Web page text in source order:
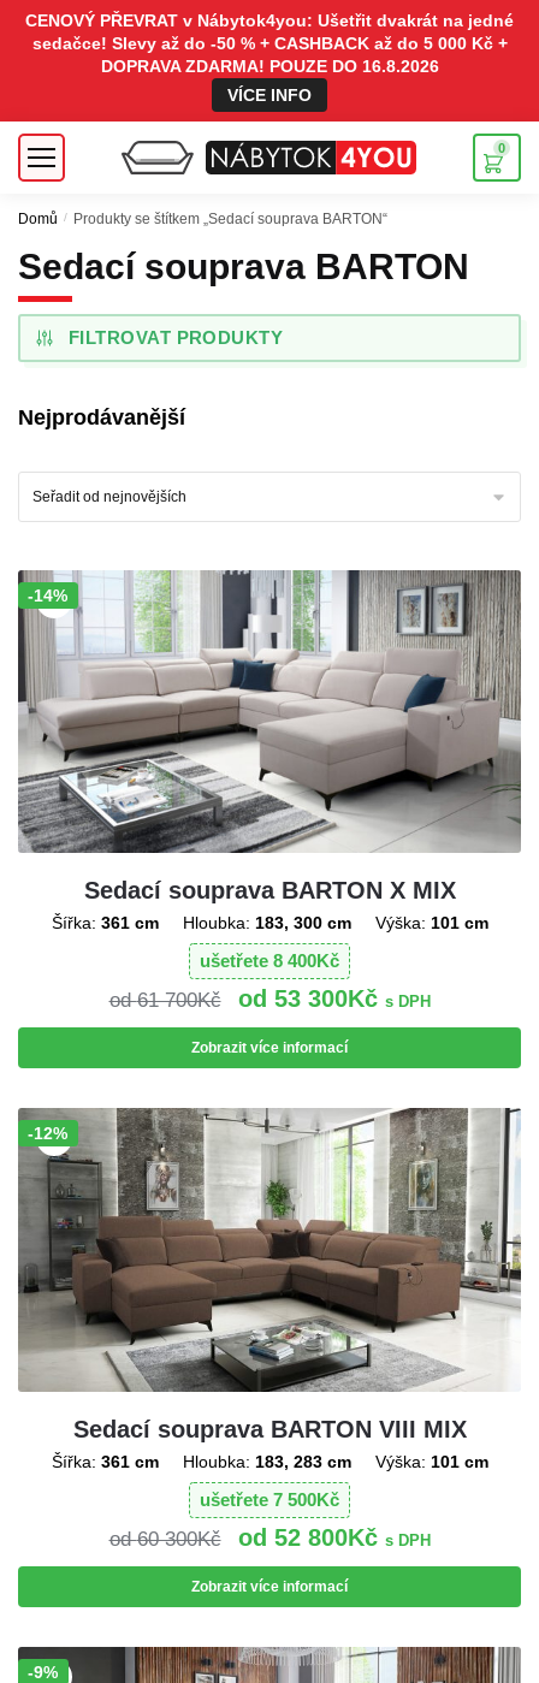
CENOVÝ PŘEVRAT v Nábytok4you: Ušetřit dvakrát na jedné
sedačce! Slevy až do -50 % + CASHBACK až do 5 000 Kč +
DOPRAVA ZDARMA! POUZE DO 16.8.2026
VÍCE INFO
0
Domů / Produkty se štítkem „Sedací souprava BARTON“
Sedací souprava BARTON
FILTROVAT PRODUKTY
Nejprodávanější
Sleva!
-14%
Sedací souprava BARTON X MIX
Šířka: 361 cm Hloubka: 183, 300 cm Výška: 101 cm
ušetřete 8 400Kč
61 700Kč 53 300Kč s DPH
Zobrazit více informací
Sleva!
-12%
Sedací souprava BARTON VIII MIX
Šířka: 361 cm Hloubka: 183, 283 cm Výška: 101 cm
ušetřete 7 500Kč
60 300Kč 52 800Kč s DPH
Zobrazit více informací
Sleva!
-9%